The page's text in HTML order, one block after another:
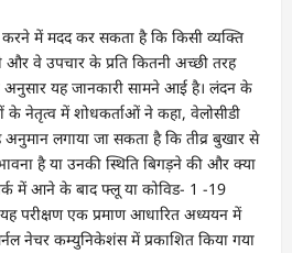
में मदद कर सकता है कि किसी व्यक्ति
और वे उपचार के प्रति कितनी अच्छी तरह
अनुसार यह जानकारी सामने आई है। लंदन के
के नेतृत्व में शोधकर्ताओं ने कहा, वेलोसीडी
लगाया जा सकता है कि तीव्र बुखार से
है या उनकी स्थिति बिगड़ने की और क्या
में आने के बाद फ्लू या कोविड- 1 -19
परीक्षण एक प्रमाण आधारित अध्ययन में
नेचर कम्युनिकेशंस में प्रकाशित किया गया